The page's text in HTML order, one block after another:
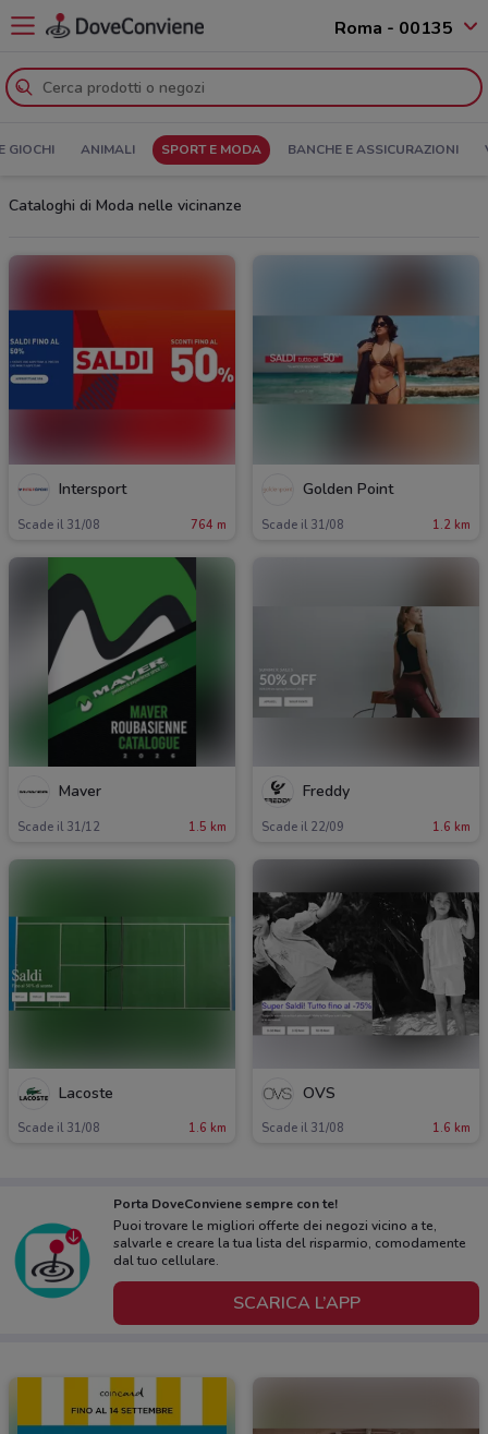
Roma - 00135
GIOCHI ANIMALI SPORT E MODA BANCHE E ASSICURAZIONI
Cataloghi di Moda nelle vicinanze
Intersport
Scade il 31/08 764 m
Golden Point
Scade il 31/08 1.2 km
Maver
Scade il 31/12 1.5 km
Freddy
Scade il 22/09 1.6 km
Lacoste
Scade il 31/08 1.6 km
OVS
Scade il 31/08 1.6 km
Porta DoveConviene sempre con te!
Puoi trovare le migliori offerte dei negozi vicino a te,
salvarle e creare la tua lista del risparmio, comodamente
dal tuo cellulare.
SCARICA L’APP